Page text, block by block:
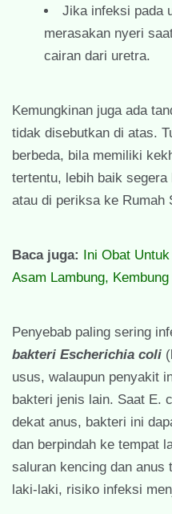
Jika infeksi pada
merasakan nyeri
cairan dari uretra.
Kemungkinan juga ada
tidak disebutkan di atas.
berbeda, bila memiliki
tertentu, lebih baik
atau di periksa ke Rumah
Baca juga:
Ini Obat
Asam Lambung,
Penyebab paling sering
bakteri Escherichia coli (
usus, walaupun penyakit
bakteri jenis lain. Saat E.
dekat anus, bakteri ini
dan berpindah ke tempat
saluran kencing dan anus
laki-laki, risiko infeksi